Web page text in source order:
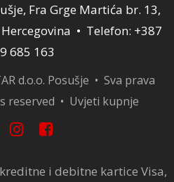
Fra Grge Martića br. 13,
• Telefon: +387
685 163
d.o.o. Posušje • Sva prava
reserved • Uvjeti kupnje
i debitne kartice Visa,